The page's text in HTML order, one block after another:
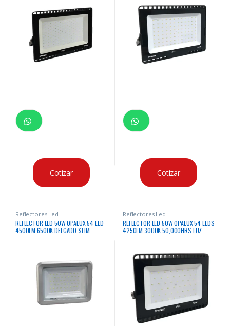
Cotizar Cotizar
Reflectores Led
REFLECTOR LED 50W OPALUX 54 LED
4500LM 6500K DELGADO SLIM
Reflectores Led
REFLECTOR LED 50W OPALUX 54 LEDS
4250LM 3000K 50,000HRS LUZ
265V